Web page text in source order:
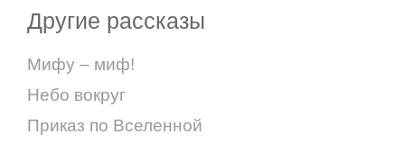
Другие рассказы
Мифу – миф!
Небо вокруг
Приказ по Вселенной